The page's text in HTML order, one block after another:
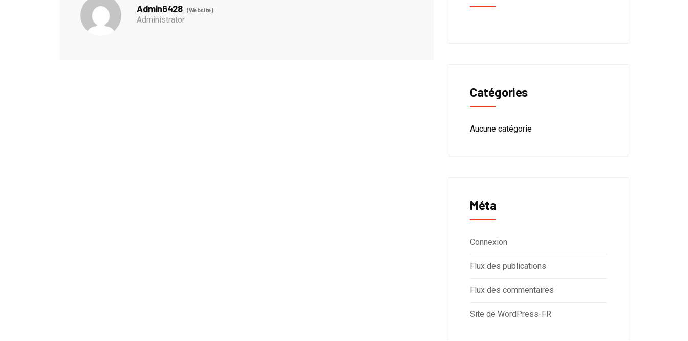
Admin6428 (Website)
Administrator
Catégories
Aucune catégorie
Méta
Connexion
Flux des publications
Flux des commentaires
Site de WordPress-FR